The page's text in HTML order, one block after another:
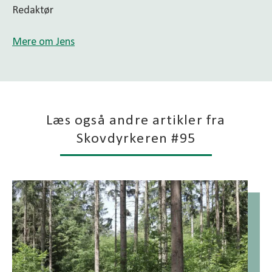
Redaktør
Mere om Jens
Læs også andre artikler fra
Skovdyrkeren #95